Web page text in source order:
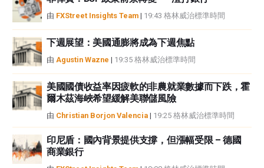
由 FXStreet Insights Team | 19:43 格林威治標準時間
下週展望：美國通膨將成為下週焦點
由 Agustin Wazne | 19:35 格林威治標準時間
美國國債收益率因疲軟的非農就業數據而下跌，霍
爾木茲海峽希望緩解美聯儲風險
由 Christian Borjon Valencia | 19:25 格林威治標準時間
印尼盾：國內背景提供支撐，但漲幅受限 – 德國
商業銀行